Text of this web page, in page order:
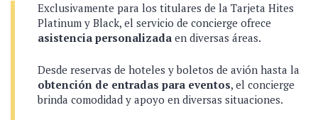
Exclusivamente para los titulares de la Tarjeta Hites
Platinum y Black, el servicio de concierge ofrece
asistencia personalizada en diversas áreas.
Desde reservas de hoteles y boletos de avión hasta la
obtención de entradas para eventos, el concierge
brinda comodidad y apoyo en diversas situaciones.